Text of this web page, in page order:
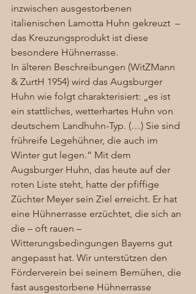
inzwischen ausgestorbenen
italienischen Lamotta Huhn gekreuzt  –
das Kreuzungsprodukt ist diese
besondere Hühnerrasse.
In älteren Beschreibungen (WitZMann
& ZurtH 1954) wird das Augsburger
Huhn wie folgt charakterisiert: „es ist
ein stattliches, wetterhartes Huhn von
deutschem Landhuhn-Typ. (…) Sie sind
frühreife Legehühner, die auch im
Winter gut legen.” Mit dem
Augsburger Huhn, das heute auf der
roten Liste steht, hatte der pfiffige
Züchter Meyer sein Ziel erreicht. Er hat
eine Hühnerrasse erzüchtet, die sich an
die – oft rauen –
Witterungsbedingungen Bayerns gut
angepasst hat. Wir unterstützen den
Förderverein bei seinem Bemühen, die
fast ausgestorbene Hühnerrasse